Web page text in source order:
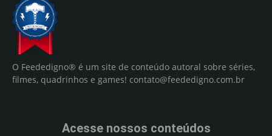
O Feededigno® é um site de conteúdo autoral sobre séries,
filmes, quadrinhos e games! contato@feededigno.com.br
Acesse nossos conteúdos